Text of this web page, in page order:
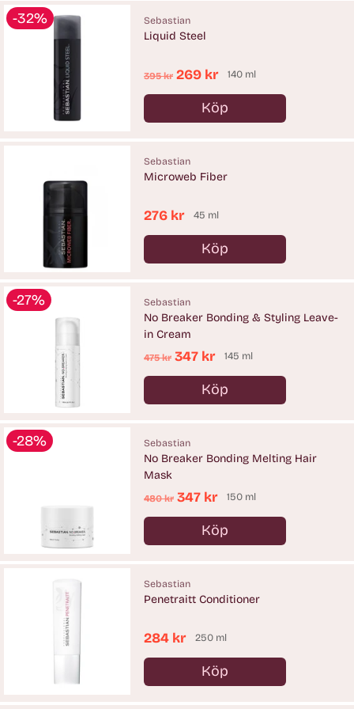
-32% Sebastian
Liquid Steel
Ordinarie
pris
395 kr 269 kr 140 ml
Köp
Antal
Sebastian
Microweb Fiber
276 kr 45 ml
Köp
Antal
-27% Sebastian
No Breaker Bonding & Styling Leave-
in Cream
Ordinarie
pris
475 kr 347 kr 145 ml
Köp
Antal
-28% Sebastian
No Breaker Bonding Melting Hair
Mask
Ordinarie
pris
480 kr 347 kr 150 ml
Köp
Antal
Sebastian
Penetraitt Conditioner
284 kr 250 ml
Köp
Antal